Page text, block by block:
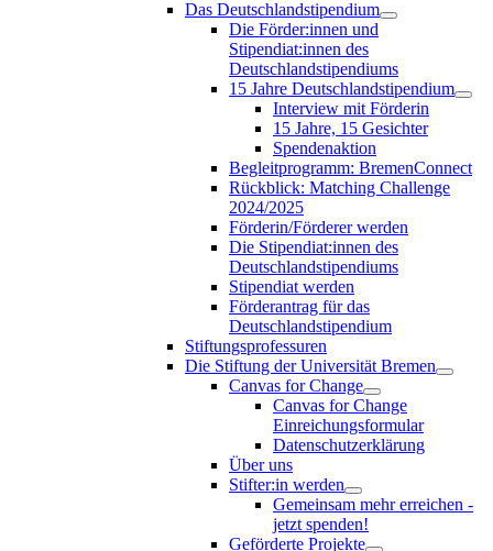
Das Deutschlandstipendium
Die Förder:innen und
Stipendiat:innen des
Deutschlandstipendiums
15 Jahre Deutschlandstipendium
Interview mit Förderin
15 Jahre, 15 Gesichter
Spendenaktion
Begleitprogramm: BremenConnect
Rückblick: Matching Challenge
2024/2025
Förderin/Förderer werden
Die Stipendiat:innen des
Deutschlandstipendiums
Stipendiat werden
Förderantrag für das
Deutschlandstipendium
Stiftungsprofessuren
Die Stiftung der Universität Bremen
Canvas for Change
Canvas for Change
Einreichungsformular
Datenschutzerklärung
Über uns
Stifter:in werden
Gemeinsam mehr erreichen -
jetzt spenden!
Geförderte Projekte